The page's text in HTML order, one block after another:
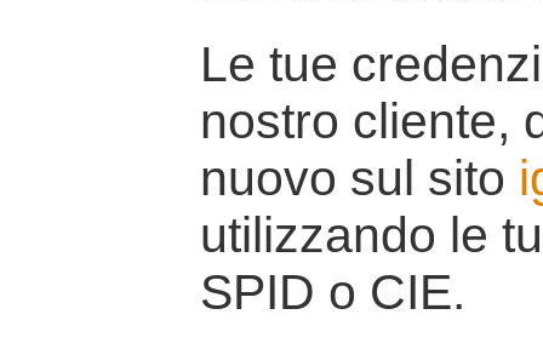
Le tue
nostro cliente,
nuovo sul sito
utilizzando le
SPID o CIE.